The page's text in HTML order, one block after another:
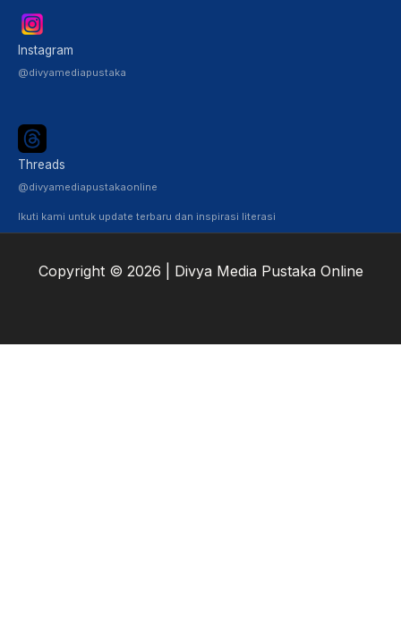
Instagram
@divyamediapustaka
Threads
@divyamediapustakaonline
Ikuti kami untuk update terbaru dan inspirasi literasi
Copyright © 2026 | Divya Media Pustaka Online